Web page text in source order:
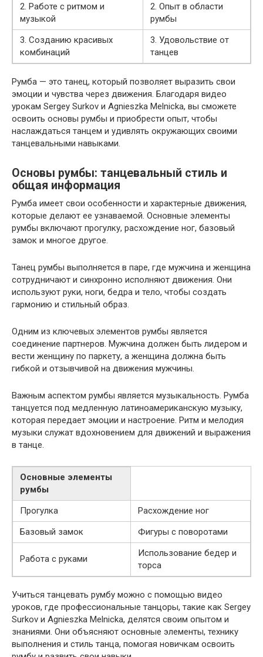
2. Работе с ритмом и
музыкой
2. Опыт в области
румбы
3. Созданию красивых
комбинаций
3. Удовольствие от
танцев
Румба — это танец, который позволяет выразить свои
эмоции и чувства через движения. Благодаря видео
урокам Sergey Surkov и Agnieszka Melnicka, вы сможете
освоить основы румбы и приобрести опыт, чтобы
наслаждаться танцем и удивлять окружающих своими
танцевальными навыками.
Основы румбы: танцевальный стиль и
общая информация
Румба имеет свои особенности и характерные движения,
которые делают ее узнаваемой. Основные элементы
румбы включают прогулку, расхождение ног, базовый
замок и многое другое.
Танец румбы выполняется в паре, где мужчина и женщина
сотрудничают и синхронно исполняют движения. Они
используют руки, ноги, бедра и тело, чтобы создать
гармонию и стильный образ.
Одним из ключевых элементов румбы является
соединение партнеров. Мужчина должен быть лидером и
вести женщину по паркету, а женщина должна быть
гибкой и отзывчивой на движения мужчины.
Важным аспектом румбы является музыкальность. Румба
танцуется под медленную латиноамериканскую музыку,
которая передает эмоции и настроение. Ритм и мелодия
музыки служат вдохновением для движений и выражения
в танце.
Основные элементы
румбы
Прогулка
Расхождение ног
Базовый замок
Фигуры с поворотами
Работа с руками
Использование бедер и
торса
Учиться танцевать румбу можно с помощью видео
уроков, где профессиональные танцоры, такие как Sergey
Surkov и Agnieszka Melnicka, делятся своим опытом и
знаниями. Они объясняют основные элементы, технику
выполнения и стиль танца, помогая новичкам освоить